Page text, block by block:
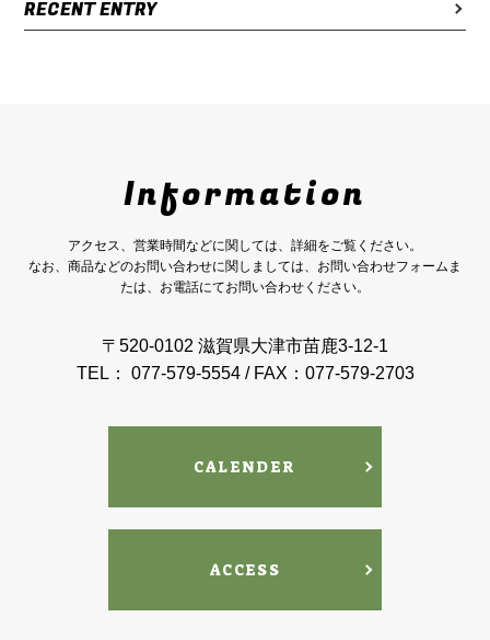
RECENT ENTRY
Information
アクセス、営業時間などに関しては、詳細をご覧ください。
なお、商品などのお問い合わせに関しましては、お問い合わせフォームま
たは、お電話にてお問い合わせください。
〒520-0102 滋賀県大津市苗鹿3-12-1
TEL： 077-579-5554 / FAX：077-579-2703
CALENDER
ACCESS